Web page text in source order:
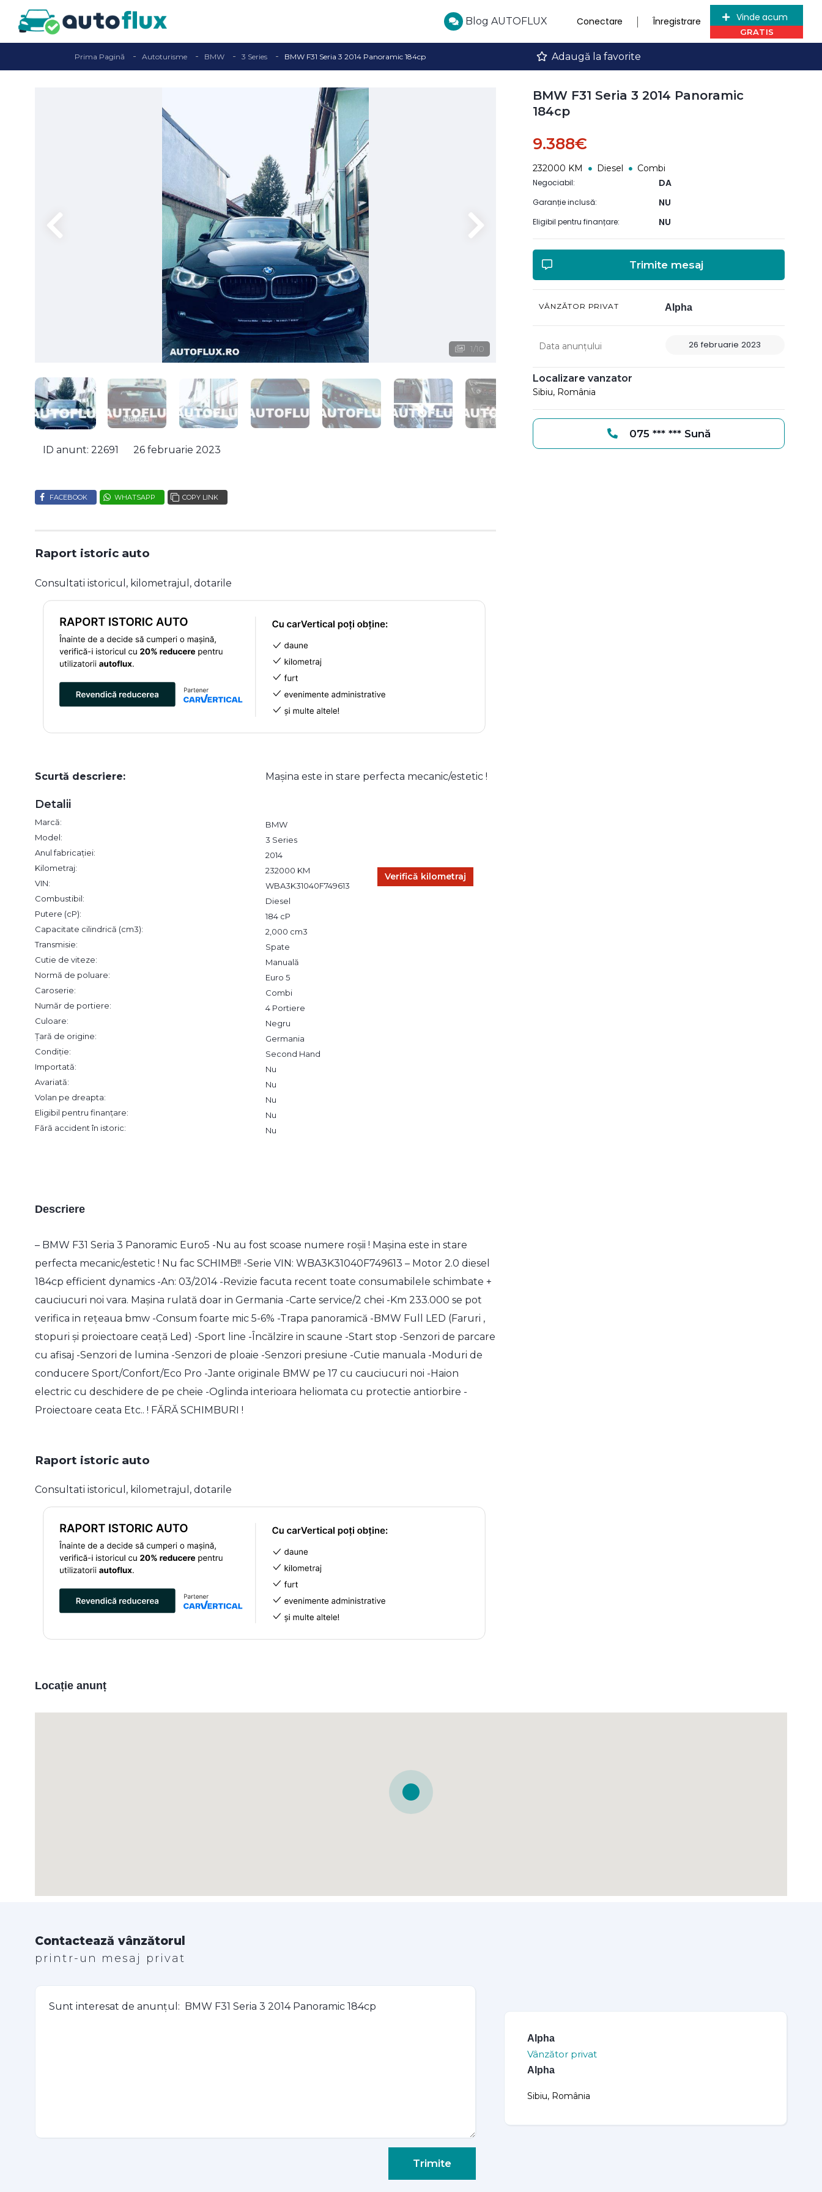
Blog AUTOFLUX Conectare Înregistrare Vinde acum
Prima Pagină Autoturisme BMW 3 Series BMW F31 Seria 3 2014 Panoramic 184cp Adaugă la favorite
1/10
ID anunt: 22691 26 februarie 2023
FACEBOOK WHATSAPP COPY LINK
Raport istoric auto
Consultati istoricul, kilometrajul, dotarile
Scurtă descriere: Mașina este in stare perfecta mecanic/estetic !
Verifică kilometraj
Detalii
Marcă:
BMW
Model:
3 Series
Anul fabricației:
2014
Kilometraj:
232000 KM
VIN:
WBA3K31040F749613
Combustibil:
Diesel
Putere (cP):
184 cP
Capacitate cilindrică (cm3):
2,000 cm3
Transmisie:
Spate
Cutie de viteze:
Manuală
Normă de poluare:
Euro 5
Caroserie:
Combi
Număr de portiere:
4 Portiere
Culoare:
Negru
Țară de origine:
Germania
Condiție:
Second Hand
Importată:
Nu
Avariată:
Nu
Volan pe dreapta:
Nu
Eligibil pentru finanțare:
Nu
Fără accident în istoric:
Nu
Descriere
– BMW F31 Seria 3 Panoramic Euro5 -Nu au fost scoase numere roșii ! Mașina este in stare
perfecta mecanic/estetic ! Nu fac SCHIMB!! -Serie VIN: WBA3K31040F749613 – Motor 2.0 diesel
184cp efficient dynamics -An: 03/2014 -Revizie facuta recent toate consumabilele schimbate +
cauciucuri noi vara. Mașina rulată doar in Germania -Carte service/2 chei -Km 233.000 se pot
verifica in rețeaua bmw -Consum foarte mic 5-6% -Trapa panoramică -BMW Full LED (Faruri ,
stopuri și proiectoare ceață Led) -Sport line -Încălzire in scaune -Start stop -Senzori de parcare
cu afisaj -Senzori de lumina -Senzori de ploaie -Senzori presiune -Cutie manuala -Moduri de
conducere Sport/Confort/Eco Pro -Jante originale BMW pe 17 cu cauciucuri noi -Haion
electric cu deschidere de pe cheie -Oglinda interioara heliomata cu protectie antiorbire -
Proiectoare ceata Etc.. ! FĂRĂ SCHIMBURI !
BMW F31 Seria 3 2014 Panoramic
184cp
9.388€
232000 KM Diesel Combi
Negociabil: DA
Garanție inclusă: NU
Eligibil pentru finanțare: NU
Trimite mesaj
VÂNZĂTOR PRIVAT Alpha
Data anunțului 26 februarie 2023
Localizare vanzator
Sibiu, România
075 *** *** Sună
Raport istoric auto
Consultati istoricul, kilometrajul, dotarile
Locație anunț
Contactează vânzătorul
printr-un mesaj privat
Trimite
Alpha
Vânzător privat
Alpha
Sibiu, România